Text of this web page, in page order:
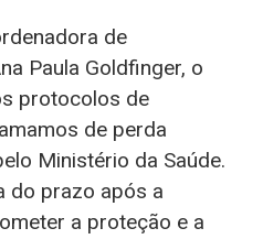
de
Paula Goldfinger, o
protocolos de
de perda
Ministério da Saúde.
do prazo após a
a proteção e a